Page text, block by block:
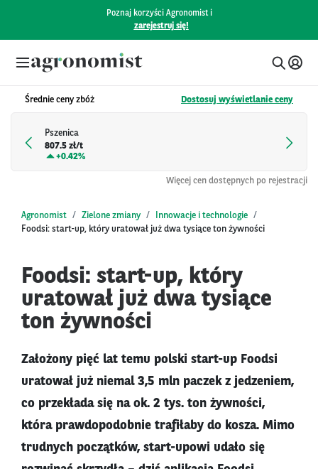
Poznaj korzyści Agronomist i
zarejestruj się!
Średnie ceny zbóż Dostosuj wyświetlanie ceny
Pszenica
807.5 zł/t
+0.42%
Więcej cen dostępnych po rejestracji
Agronomist Zielone zmiany
Innowacje i technologie
Foodsi: start-up, który uratował już dwa tysiące ton żywności
Foodsi: start-up, który
uratował już dwa tysiące
ton żywności
Założony pięć lat temu polski start-up Foodsi
uratował już niemal 3,5 mln paczek z jedzeniem,
co przekłada się na ok. 2 tys. ton żywności,
która prawdopodobnie trafiłaby do kosza. Mimo
trudnych początków, start-upowi udało się